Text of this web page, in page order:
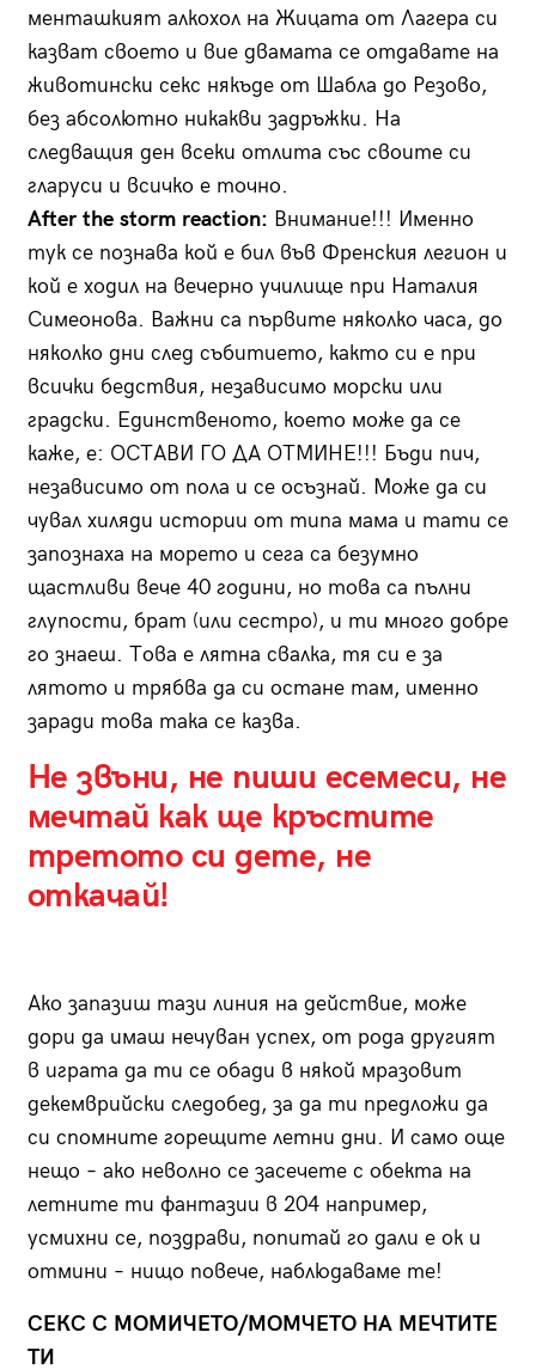
менташкият алкохол на Жицата от Лагера си
казват своето и вие двамата се отдавате на
животински секс някъде от Шабла до Резово,
без абсолютно никакви задръжки. На
следващия ден всеки отлита със своите си
гларуси и всичко е точно.
After the storm reaction: Внимание!!! Именно
тук се познава кой е бил във Френския легион и
кой е ходил на вечерно училище при Наталия
Симеонова. Важни са първите няколко часа, до
няколко дни след събитието, както си е при
всички бедствия, независимо морски или
градски. Единственото, което може да се
каже, е: ОСТАВИ ГО ДА ОТМИНЕ!!! Бъди пич,
независимо от пола и се осъзнай. Може да си
чувал хиляди истории от типа мама и тати се
запознаха на морето и сега са безумно
щастливи вече 40 години, но това са пълни
глупости, брат (или сестро), и ти много добре
го знаеш. Това е лятна свалка, тя си е за
лятото и трябва да си остане там, именно
заради това така се казва.
Не звъни, не пиши есемеси, не
мечтай как ще кръстите
третото си дете, не
откачай!
Ако запазиш тази линия на действие, може
дори да имаш нечуван успех, от рода другият
в играта да ти се обади в някой мразовит
декемврийски следобед, за да ти предложи да
си спомните горещите летни дни. И само още
нещо – ако неволно се засечете с обекта на
летните ти фантазии в 204 например,
усмихни се, поздрави, попитай го дали е ок и
отмини – нищо повече, наблюдаваме те!
СЕКС С МОМИЧЕТО/МОМЧЕТО НА МЕЧТИТЕ
ТИ